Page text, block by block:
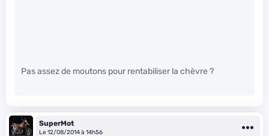
Pas assez de moutons pour rentabiliser la chèvre ?
SuperMot
Le 12/08/2014 à 14h56